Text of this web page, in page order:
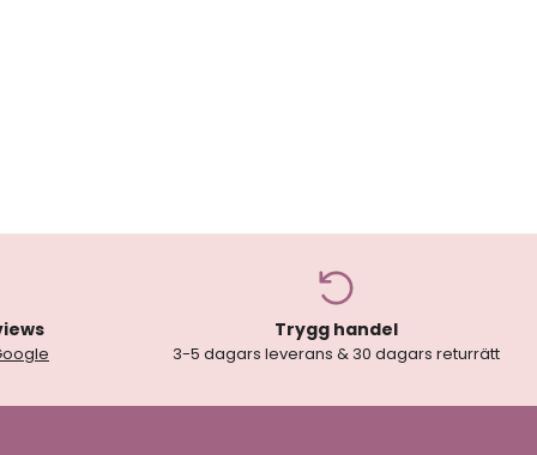
Trygg handel
3-5 dagars leverans & 30 dagars returrätt